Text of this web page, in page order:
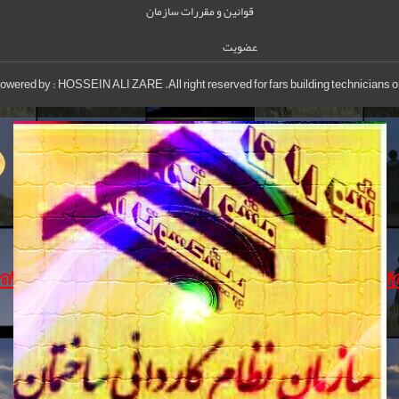
قوانین و مقررات سازمان
عضویت
by : HOSSEIN ALI ZARE .All right reserved for fars building technicians
www.pishkesvatnezam.ir
www.nezamkardani.com
www.nezamkardani.ir
info@pishkesvatnezam.ir